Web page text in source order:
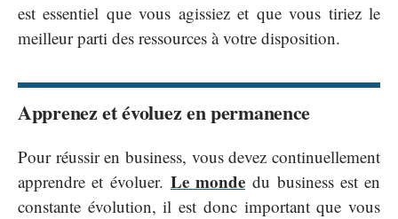
est essentiel que vous agissiez et que vous tiriez le
meilleur parti des ressources à votre disposition.
Apprenez et évoluez en permanence
Pour réussir en business, vous devez continuellement
apprendre et évoluer. Le monde du business est en
constante évolution, il est donc important que vous